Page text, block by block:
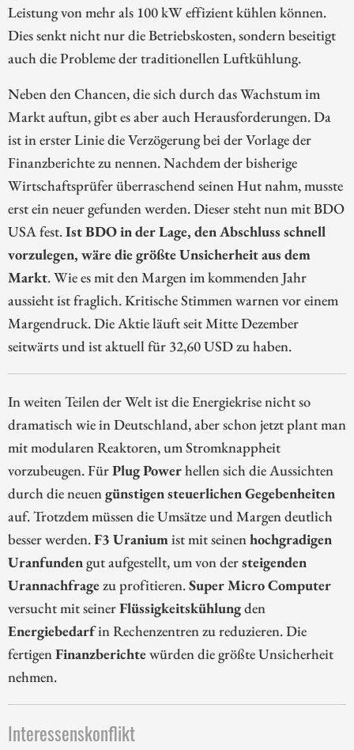
Leistung von mehr als 100 kW effizient kühlen können.
Dies senkt nicht nur die Betriebskosten, sondern beseitigt
auch die Probleme der traditionellen Luftkühlung.
Neben den Chancen, die sich durch das Wachstum im
Markt auftun, gibt es aber auch Herausforderungen. Da
ist in erster Linie die Verzögerung bei der Vorlage der
Finanzberichte zu nennen. Nachdem der bisherige
Wirtschaftsprüfer überraschend seinen Hut nahm, musste
erst ein neuer gefunden werden. Dieser steht nun mit BDO
USA fest.Ist BDO in der Lage, den Abschluss schnell
vorzulegen, wäre die größte Unsicherheit aus dem
Markt. Wie es mit den Margen im kommenden Jahr
aussieht ist fraglich. Kritische Stimmen warnen vor einem
Margendruck. Die Aktie läuft seit Mitte Dezember
seitwärts und ist aktuell für 32,60 USD zu haben.
In weiten Teilen der Welt ist die Energiekrise nicht so
dramatisch wie in Deutschland, aber schon jetzt plant man
mit modularen Reaktoren, um Stromknappheit
vorzubeugen. FürPlug Powerhellen sich die Aussichten
durch die neuen günstigen steuerlichen Gegebenheiten
auf. Trotzdem müssen die Umsätze und Margen deutlich
besser werden.F3 Uranium ist mit seinen hochgradigen
Uranfunden gut aufgestellt, um von dersteigenden
Urannachfragezu profitieren.Super Micro Computer
versucht mit seinerFlüssigkeitskühlungden
Energiebedarfin Rechenzentren zu reduzieren. Die
fertigen Finanzberichtewürden die größte Unsicherheit
nehmen.
Interessenskonflikt